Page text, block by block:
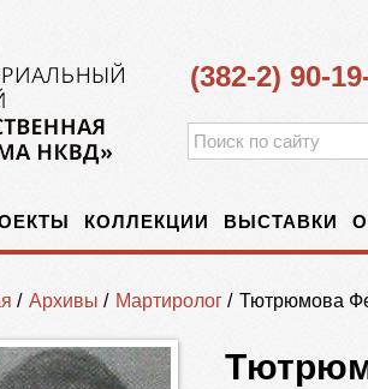
(382-2) 90-
КОЛЛЕКЦИИ ВЫСТАВКИ
/ Архивы / Мартиролог / Тютрюмова